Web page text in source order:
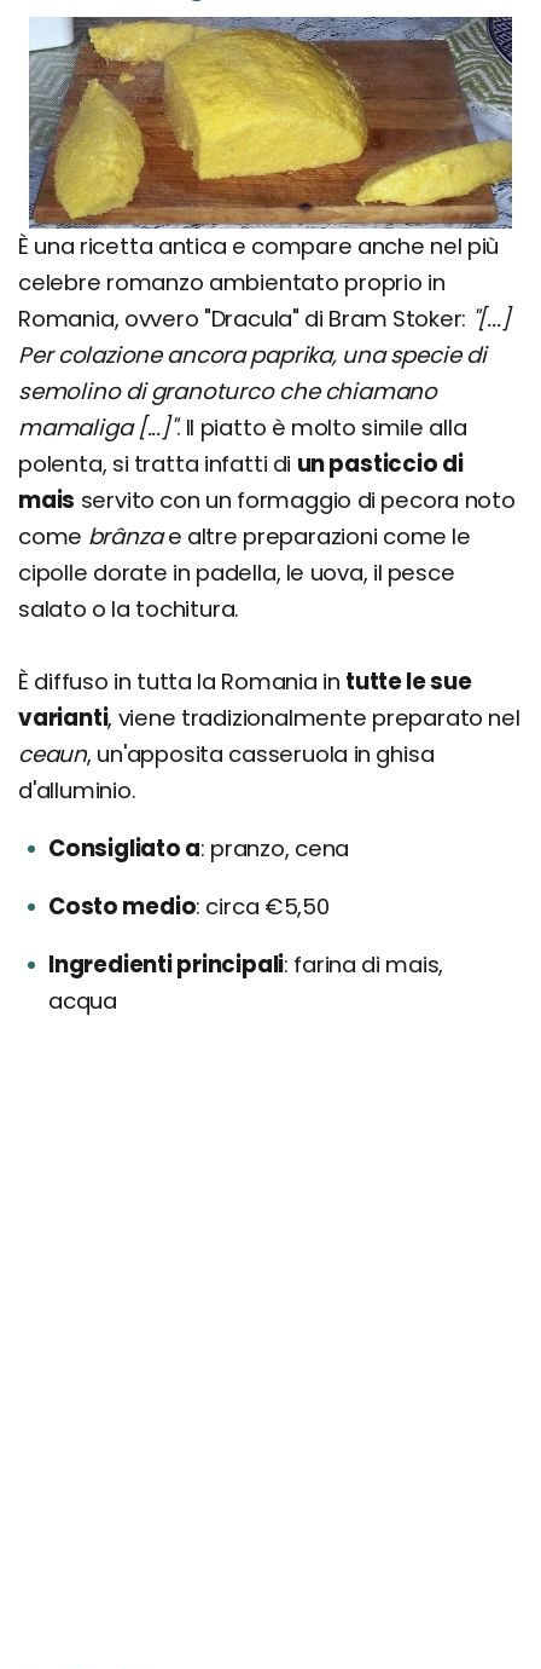
È una ricetta antica e compare anche nel più
celebre romanzo ambientato proprio in
Romania, ovvero "Dracula" di Bram Stoker: "[...]
Per colazione ancora paprika, una specie di
semolino di granoturco che chiamano
mamaliga [...]". Il piatto è molto simile alla
polenta, si tratta infatti di un pasticcio di
mais servito con un formaggio di pecora noto
come brânzae altre preparazioni come le
cipolle dorate in padella, le uova, il pesce
salato o la tochitura.
È diffuso in tutta la Romania in tutte le sue
varianti, viene tradizionalmente preparato nel
ceaun, un'apposita casseruola in ghisa
d'alluminio.
Consigliato a pranzo, cena
Costo medio circa €5,50
Ingredienti principali farina di mais,
acqua